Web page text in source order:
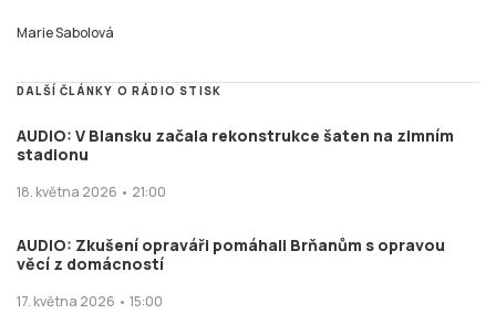
Marie Sabolová
DALŠÍ ČLÁNKY O RÁDIO STISK
AUDIO: V Blansku začala rekonstrukce šaten na zimním
stadionu
18. května 2026 • 21:00
AUDIO: Zkušení opraváři pomáhali Brňanům s opravou
věcí z domácností
17. května 2026 • 15:00